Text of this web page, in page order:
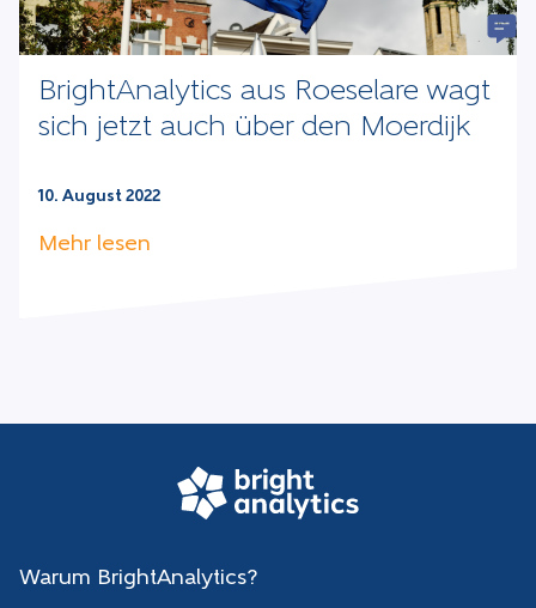
BrightAnalytics aus Roeselare wagt
sich jetzt auch über den Moerdijk
10. August 2022
Mehr lesen
Warum BrightAnalytics?